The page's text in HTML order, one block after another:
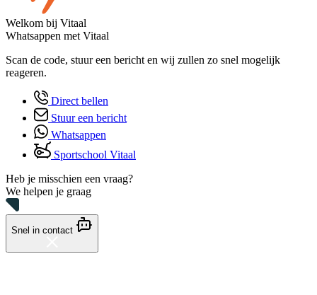
Welkom bij Vitaal
Whatsappen met Vitaal
Scan de code, stuur een bericht en wij zullen zo snel mogelijk
reageren.
Direct bellen
Stuur een bericht
Whatsappen
Sportschool Vitaal
Heb je misschien een vraag?
We helpen je graag
Snel in contact